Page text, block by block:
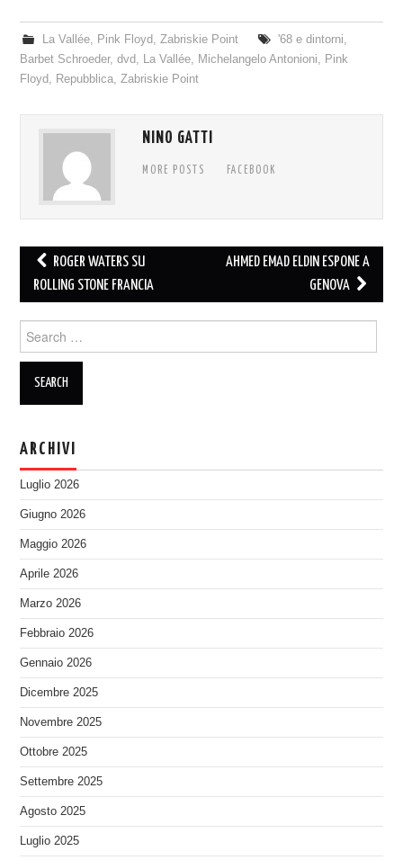
La Vallée, Pink Floyd, Zabriskie Point '68 e dintorni,
Barbet Schroeder,dvd, La Vallée, Michelangelo Antonioni, Pink
Floyd, Repubblica,Zabriskie Point
NINO GATTI
MORE POSTS FACEBOOK
Post
navigation
ROGER WATERS SU
ROLLING STONE FRANCIA
AHMED EMAD ELDIN ESPONE A
GENOVA
for:
ARCHIVI
Luglio 2026
Giugno 2026
Maggio 2026
Aprile 2026
Marzo 2026
Febbraio 2026
Gennaio 2026
Dicembre 2025
Novembre 2025
Ottobre 2025
Settembre 2025
Agosto 2025
Luglio 2025